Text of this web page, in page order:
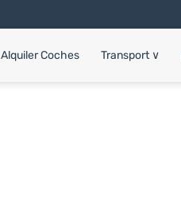
Alquiler Coches Transport ∨